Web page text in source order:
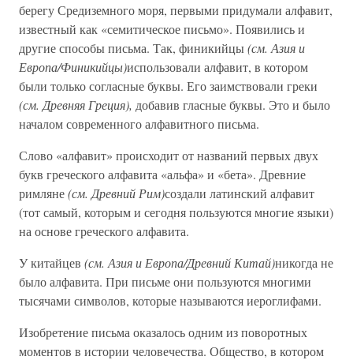
берегу Средиземного моря, первыми придумали алфавит,
известный как «семитическое письмо». Появились и
другие способы письма. Так, финикийцы(см. Азия и
Европа/Финикийцы)использовали алфавит, в котором
были только согласные буквы. Его заимствовали греки
(см. Древняя Греция), добавив гласные буквы. Это и было
началом современного алфавитного письма.
Слово «алфавит» происходит от названий первых двух
букв греческого алфавита «альфа» и «бета». Древние
римляне(см. Древний Рим)создали латинский алфавит
(тот самый, которым и сегодня пользуются многие языки)
на основе греческого алфавита.
У китайцев (см. Азия и Европа/Древний Китай)никогда не
было алфавита. При письме они пользуются многими
тысячами символов, которые называются иероглифами.
Изобретение письма оказалось одним из поворотных
моментов в истории человечества. Общество, в котором